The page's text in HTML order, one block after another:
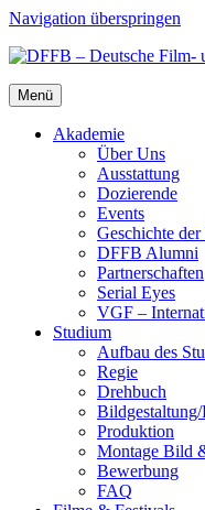
Navigation überspringen
Menü
Aka­de­mie
Über Uns
Aus­stat­tung
Dozie­ren­de
Events
Geschich­te
DFFB Alum­ni
Part­ner­schaf­ten
Seri­al Eyes
VGF –
Stu­di­um
Auf­bau des
Regie
Dreh­buch
Bildgestaltung/​​
Pro­duk­ti­on
Mon­ta­ge Bild
Bewer­bung
FAQ